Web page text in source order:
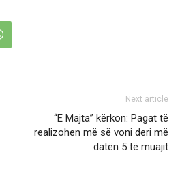
Next article
“E Majta” kërkon: Pagat të
realizohen më së voni deri më
datën 5 të muajit